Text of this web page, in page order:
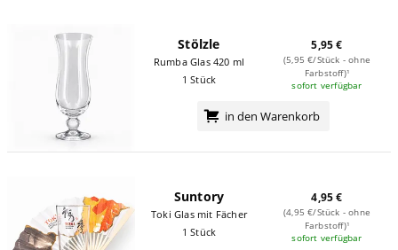
Stölzle
Rumba Glas 420 ml
1 Stück
5,95 €
(5,95 €/Stück - ohne
Farbstoff)¹
sofort verfügbar
in den Warenkorb
Suntory
Toki Glas mit Fächer
1 Stück
4,95 €
(4,95 €/Stück - ohne
Farbstoff)¹
sofort verfügbar